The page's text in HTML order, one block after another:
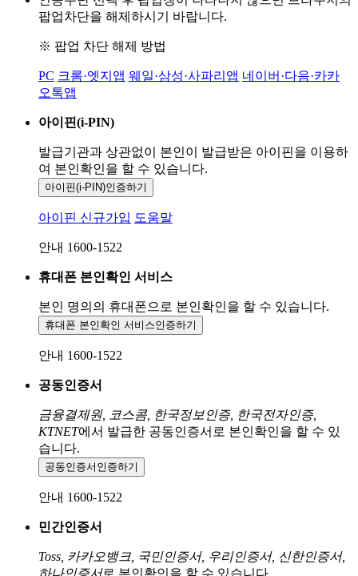
팝업차단을 해제하시기 바랍니다.
※ 팝업 차단 해제 방법
PC 크롬·엣지앱 웨일·삼성·사파리앱 네이버·다음·카카
오톡앱
아이핀(i-PIN)
발급기관과 상관없이 본인이 발급받은 아이핀을 이용하
여 본인확인을 할 수 있습니다.
아이핀(i-PIN)인증하기
아이핀 신규가입 도움말
안내 1600-1522
휴대폰 본인확인 서비스
본인 명의의 휴대폰으로 본인확인을 할 수 있습니다.
휴대폰 본인확인 서비스인증하기
안내 1600-1522
공동인증서
금융결제원, 코스콤, 한국정보인증, 한국전자인증,
KTNET에서 발급한 공동인증서로 본인확인을 할 수 있
습니다.
공동인증서 인증하기
안내 1600-1522
민간인증서
Toss, 카카오뱅크, 국민인증서, 우리인증서, 신한인증서,